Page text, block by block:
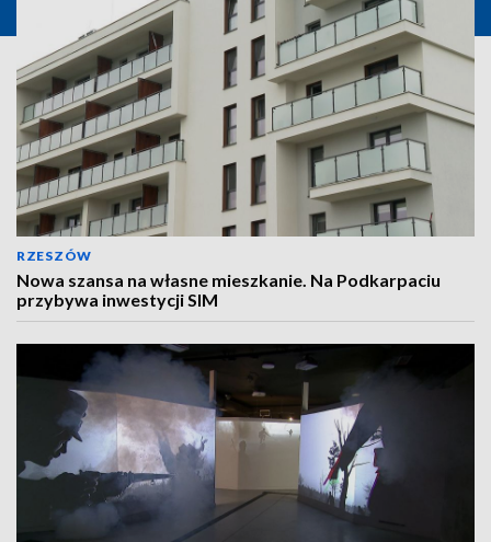
RZESZÓW
Nowa szansa na własne mieszkanie. Na Podkarpaciu
przybywa inwestycji SIM